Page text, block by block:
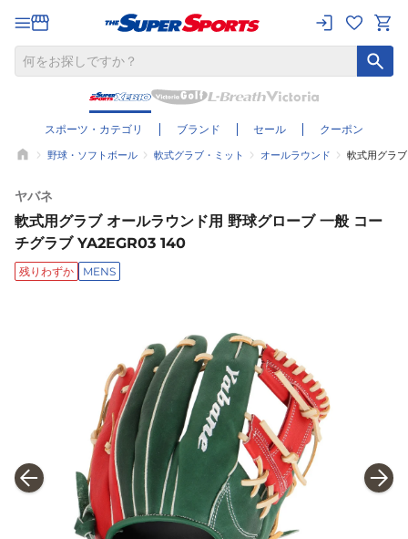
スポーツ・カテゴリ ブランド セール クーポン
野球・ソフトボール 軟式グラブ・ミット オールラウンド 軟式用グラ
ヤバネ
軟式用グラブ オールラウンド用 野球グローブ 一般 コー
チグラブ YA2EGR03 140
残りわずか MENS